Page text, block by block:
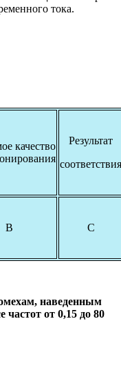
тока.
качество
Результат
соответствия
В С
наведенным
от 0,15 до 80